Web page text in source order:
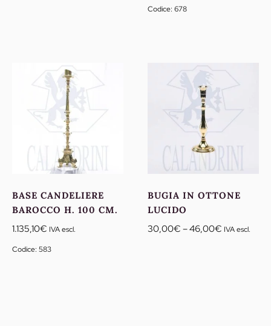
175,10€
Codice: 678
BASE CANDELIERE
BAROCCO H. 100 CM.
1.135,10€ IVA escl.
Codice: 583
BUGIA IN OTTONE
LUCIDO
30,00€ –46,00€ Fascia
IVA escl.